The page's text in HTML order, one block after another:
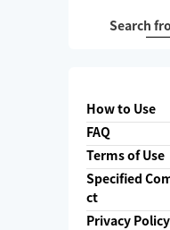
Search
How to Use
FAQ
Terms of Use
Specified
ct
Privacy Policy